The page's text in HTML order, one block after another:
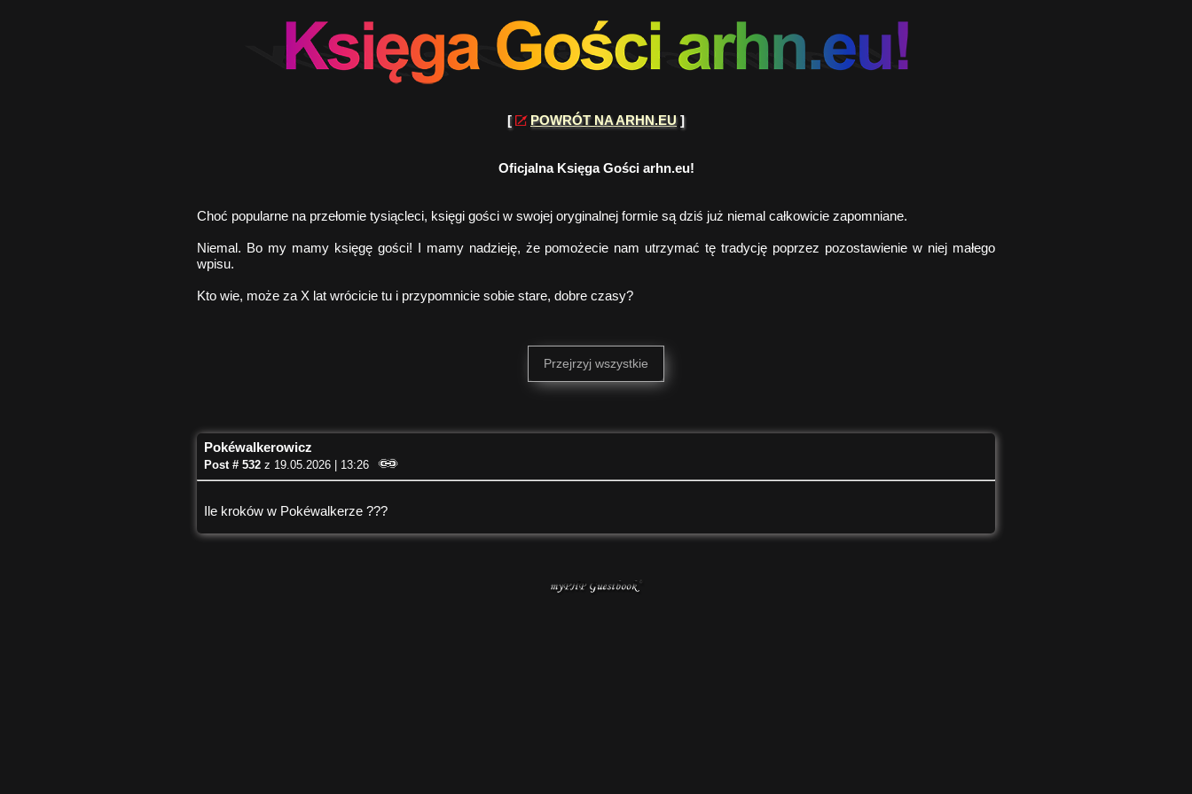
[ POWRÓT NA ARHN.EU]
Oficjalna Księga Gości arhn.eu!
Choć popularne na przełomie tysiącleci, księgi gości w swojej oryginalnej formie są dziś już niemal całkowicie zapomniane.
Niemal. Bo my mamy księgę gości! I mamy nadzieję, że pomożecie nam utrzymać tę tradycję poprzez pozostawienie w niej małego
wpisu.
Kto wie, może za X lat wrócicie tu i przypomnicie sobie stare, dobre czasy?
Przejrzyj wszystkie
Pokéwalkerowicz
Post # 532 z 19.05.2026 | 13:26
Ile kroków w Pokéwalkerze ???